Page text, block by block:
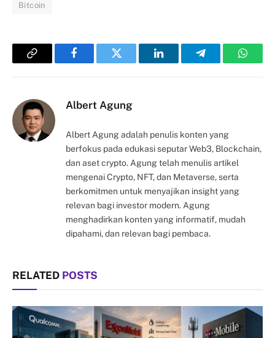
Bitcoin
Copy
FacebookTwitter LinkedInTelegram
Albert Agung
Albert Agung adalah penulis konten yang
berfokus pada edukasi seputar Web3, Blockchain,
dan aset crypto. Agung telah menulis artikel
mengenai Crypto, NFT, dan Metaverse, serta
berkomitmen untuk menyajikan insight yang
relevan bagi investor modern. Agung
menghadirkan konten yang informatif, mudah
dipahami, dan relevan bagi pembaca.
RELATED POSTS